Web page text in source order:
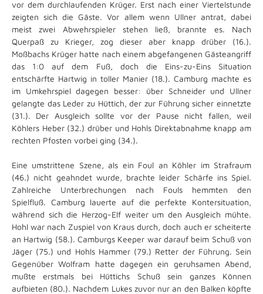
vor dem durchlaufenden Krüger. Erst nach einer Viertelstunde
zeigten sich die Gäste. Vor allem wenn Ullner antrat, dabei
meist zwei Abwehrspieler stehen ließ, brannte es. Nach
Querpaß zu Krieger, zog dieser aber knapp drüber (16.).
Moßbachs Krüger hatte nach einem abgefangenen Gästeangriff
das 1:0 auf dem Fuß, doch die Eins-zu-Eins Situation
entschärfte Hartwig in toller Manier (18.). Camburg machte es
im Umkehrspiel dagegen besser: über Schneider und Ullner
gelangte das Leder zu Hüttich, der zur Führung sicher einnetzte
(31.). Der Ausgleich sollte vor der Pause nicht fallen, weil
Köhlers Heber (32.) drüber und Hohls Direktabnahme knapp am
rechten Pfosten vorbei ging (34.).
Eine umstrittene Szene, als ein Foul an Köhler im Strafraum
(46.) nicht geahndet wurde, brachte leider Schärfe ins Spiel.
Zahlreiche Unterbrechungen nach Fouls hemmten den
Spielfluß. Camburg lauerte auf die perfekte Kontersituation,
während sich die Herzog-Elf weiter um den Ausgleich mühte.
Hohl war nach Zuspiel von Kraus durch, doch auch er scheiterte
an Hartwig (58.). Camburgs Keeper war darauf beim Schuß von
Jäger (75.) und Hohls Hammer (79.) Retter der Führung. Sein
Gegenüber Wolfram hatte dagegen ein geruhsamen Abend,
mußte erstmals bei Hüttichs Schuß sein ganzes Können
aufbieten (80.). Nachdem Lukes zuvor nur an den Balken köpfte